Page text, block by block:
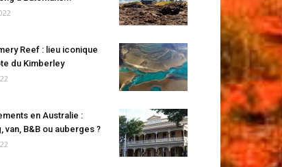
Reef : lieu iconique
du Kimberley
en Australie :
van, B&B ou auberges ?